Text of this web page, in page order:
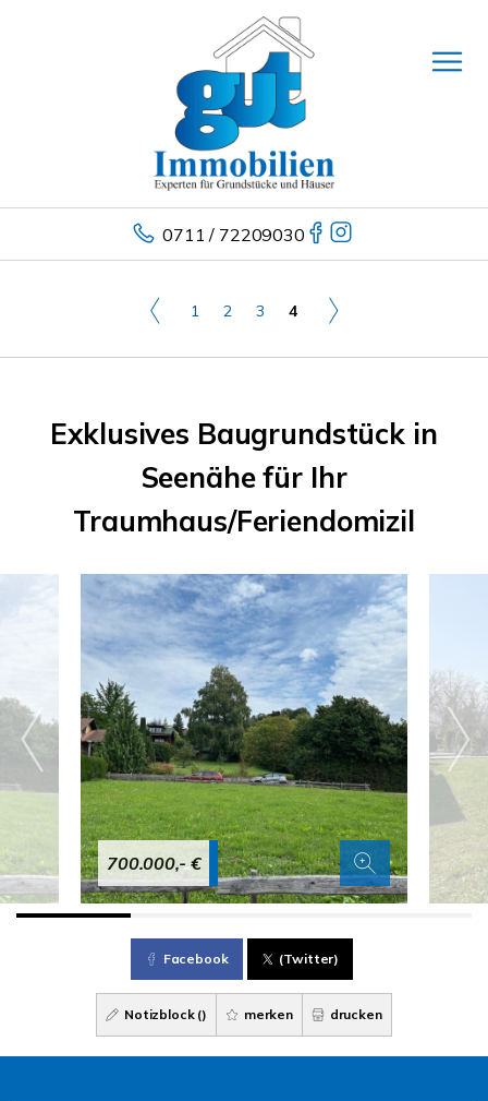
0711 / 72209030
1 2 3 4
Exklusives Baugrundstück in
Seenähe für Ihr
Traumhaus/Feriendomizil
700.000,- €
Facebook (Twitter)
Notizblock () merken drucken